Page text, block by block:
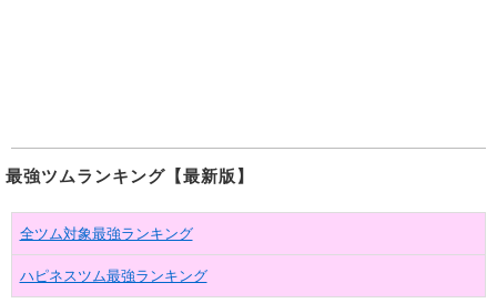
最強ツムランキング【最新版】
全ツム対象最強ランキング
ハピネスツム最強ランキング